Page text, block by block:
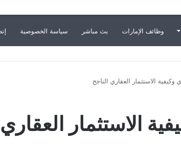
وظائف الإمارات بث مباشر سياسة الخصوصية
الاستثمار العقاري الناجح
الاستثمار العقاري